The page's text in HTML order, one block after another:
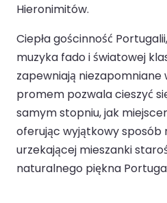
Hieronimitów.
Ciepła gościnność
muzyka fado i światowej
zapewniają niezapomniane
promem pozwala cieszyć
samym stopniu, jak
oferując wyjątkowy sposób
urzekającej mieszanki
naturalnego piękna